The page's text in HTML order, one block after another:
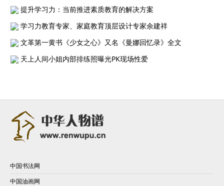
提升学习力：当前推进素质教育的解决方案
学习力教育专家、家庭教育顶层设计专家余建祥
文革第一黄书《少女之心》又名《曼娜回忆录》全文
天上人间小姐内部排练照曝光PK现场性爱
中国书法网
中国油画网